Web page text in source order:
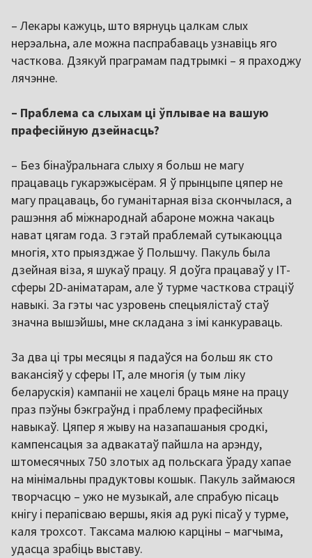
– Лекары кажуць, што вярнуць цалкам слых
нерэальна, але можна паспрабаваць узнавіць яго
часткова. Дзякуй праграмам падтрымкі – я праходжу
лячэнне.
– Праблема са слыхам ці ўплывае на вашую
прафесійную дзейнасць?
– Без бінаўральнага слыху я больш не магу
працаваць гукарэжысёрам. Я ў прынцыпе цяпер не
магу працаваць, бо гуманітарная віза скончылася, а
рашэння аб міжнароднай абароне можна чакаць
нават цягам года. З гэтай праблемай сутыкаюцца
многія, хто прыязджае ў Польшчу. Пакуль была
дзейная віза, я шукаў працу. Я доўга працаваў у IT-
сферы 2D-аніматарам, але ў турме часткова страціў
навыкі. За гэты час узровень спецыялістаў стаў
значна вышэйшы, мне складана з імі канкураваць.
За два ці тры месяцы я падаўся на больш як сто
вакансіяў у сферы IT, але многія (у тым ліку
беларускія) кампаніі не хацелі браць мяне на працу
праз пэўны бэкграўнд і праблему прафесійных
навыкаў. Цяпер я жыву на назапашаныя сродкі,
кампенсацыя за адвакатаў пайшла на арэнду,
штомесячных 750 злотых ад польскага ўраду хапае
на мінімальны прадуктовы кошык. Пакуль займаюся
творчасцю – ужо не музыкай, але спрабую пісаць
кнігу і перапісваю вершы, якія ад рукі пісаў у турме,
каля трохсот. Таксама малюю карціны – магчыма,
удасца зрабіць выставу.